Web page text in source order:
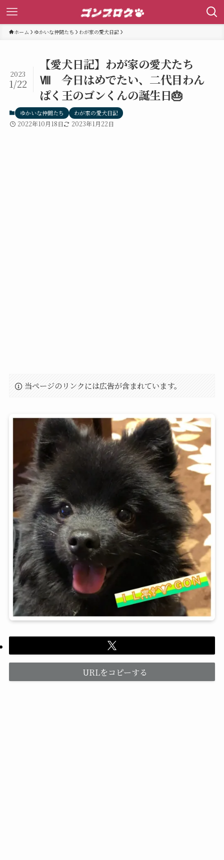
ホーム ゆかいな仲間たち わが家の愛犬日記
【愛犬日記】わが家の愛犬たち
Ⅷ 今日はめでたい、二代目わん
ぱく王のゴンくんの誕生日🎂
2023
1/22
ゆかいな仲間たち わが家の愛犬日記
2022年10月18日 2023年1月22日
当ページのリンクには広告が含まれています。
URLをコピーする